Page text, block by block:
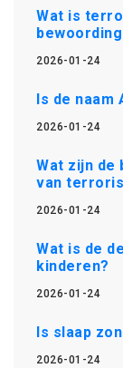
Wat is
2026-01-24
Is de naam
2026-01-24
Wat zijn de
van
2026-01-24
Wat is de
kinderen?
2026-01-24
Is slaap
2026-01-24